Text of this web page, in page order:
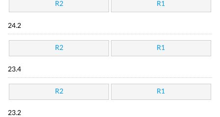
R2 R1
24.2
R2 R1
23.4
R2 R1
23.2